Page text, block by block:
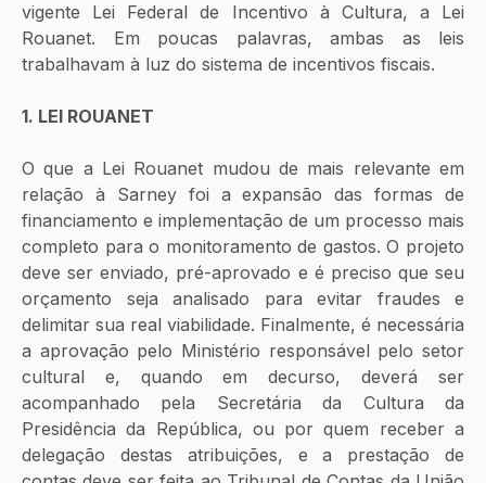
vigente Lei Federal de Incentivo à Cultura, a Lei
Rouanet. Em poucas palavras, ambas as leis
trabalhavam à luz do sistema de incentivos fiscais.
1. LEI ROUANET
O que a Lei Rouanet mudou de mais relevante em
relação à Sarney foi a expansão das formas de
financiamento e implementação de um processo mais
completo para o monitoramento de gastos. O projeto
deve ser enviado, pré-aprovado e é preciso que seu
orçamento seja analisado para evitar fraudes e
delimitar sua real viabilidade. Finalmente, é necessária
a aprovação pelo Ministério responsável pelo setor
cultural e, quando em decurso, deverá ser
acompanhado pela Secretária da Cultura da
Presidência da República, ou por quem receber a
delegação destas atribuições, e a prestação de